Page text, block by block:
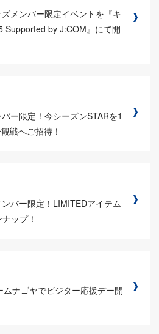
メンバー限定イベントを『キ
Supported by J:COM』にて開
ー限定！今シーズンSTARを1
戦へご招待！
ンバー限定！LIMITEDアイテム
ップ！
ムナゴヤでビジター応援デー開